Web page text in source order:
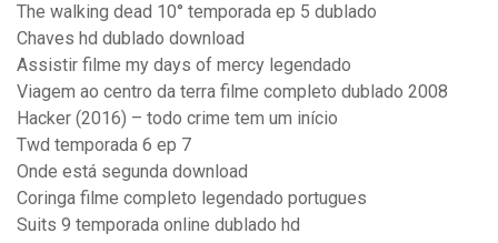
The walking dead 10° temporada ep 5 dublado
Chaves hd dublado download
Assistir filme my days of mercy legendado
Viagem ao centro da terra filme completo dublado 2008
Hacker (2016) – todo crime tem um início
Twd temporada 6 ep 7
Onde está segunda download
Coringa filme completo legendado portugues
Suits 9 temporada online dublado hd